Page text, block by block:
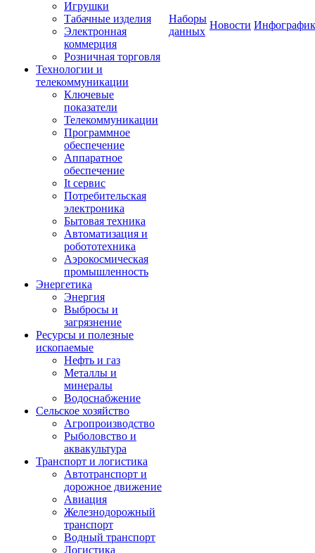
Игрушки
Табачные изделия
Электронная
коммерция
Розничная торговля
Технологии и
телекоммуникации
Ключевые
показатели
Телекоммуникации
Программное
обеспечение
Аппаратное
обеспечение
It сервис
Потребительская
электроника
Бытовая техника
Автоматизация и
робототехника
Аэрокосмическая
промышленность
Энергетика
Энергия
Выбросы и
загрязнение
Ресурсы и полезные
ископаемые
Нефть и газ
Металлы и
минералы
Водоснабжение
Сельское хозяйство
Агропроизводство
Рыболовство и
аквакультура
Транспорт и логистика
Автотранспорт и
дорожное движение
Авиация
Железнодорожный
транспорт
Водный транспорт
Логистика
Наборы
данных
Новости